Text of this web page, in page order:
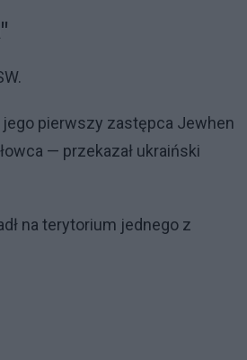
pierwszy zastępca Jewhen
— przekazał ukraiński
na terytorium jednego z